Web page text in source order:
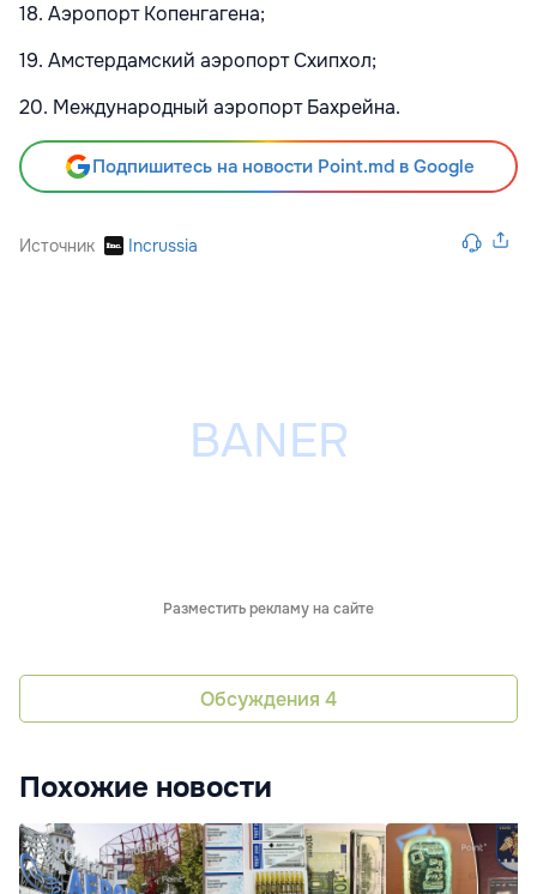
18. Аэропорт Копенгагена;
19. Амстердамский аэропорт Схипхол;
20. Международный аэропорт Бахрейна.
Подпишитесь на новости Point.md в Google
Источник Incrussia
Разместить рекламу на сайте
Обсуждения 4
Похожие новости